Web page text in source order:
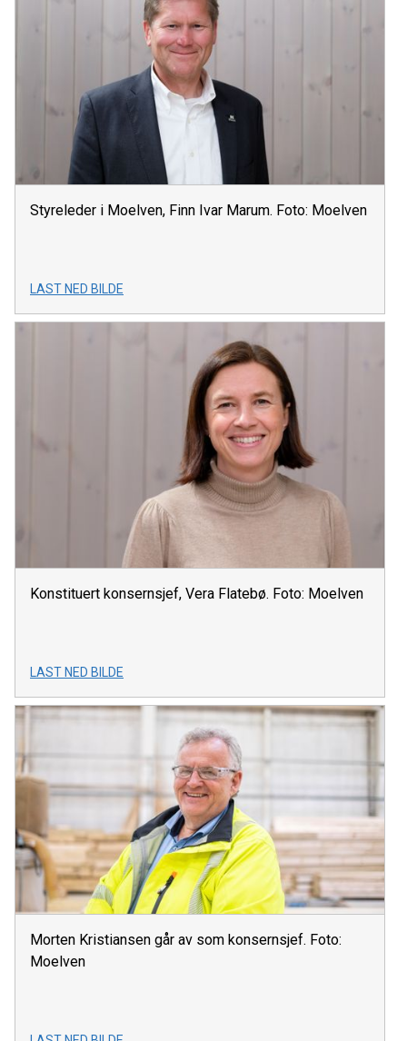
Styreleder i Moelven, Finn Ivar Marum. Foto: Moelven
LAST NED BILDE
Konstituert konsernsjef, Vera Flatebø. Foto: Moelven
LAST NED BILDE
Morten Kristiansen går av som konsernsjef. Foto:
Moelven